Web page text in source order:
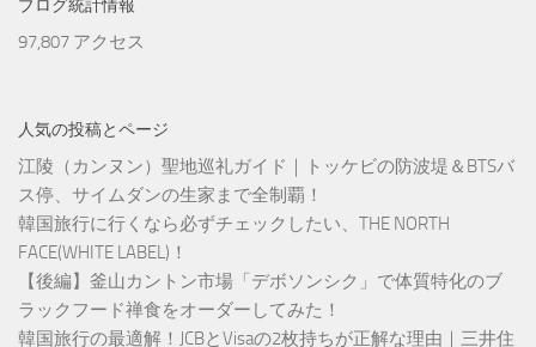
ブログ統計情報
97,807 アクセス
人気の投稿とページ
江陵（カンヌン）聖地巡礼ガイド｜トッケビの防波堤＆BTSバ
ス停、サイムダンの生家まで全制覇！
韓国旅行に行くなら必ずチェックしたい、THE NORTH
FACE(WHITE LABEL)！
【後編】釜山カントン市場「デボソンシク」で体質特化のブ
ラックフード禅食をオーダーしてみた！
韓国旅行の最適解！JCBとVisaの2枚持ちが正解な理由｜三井住